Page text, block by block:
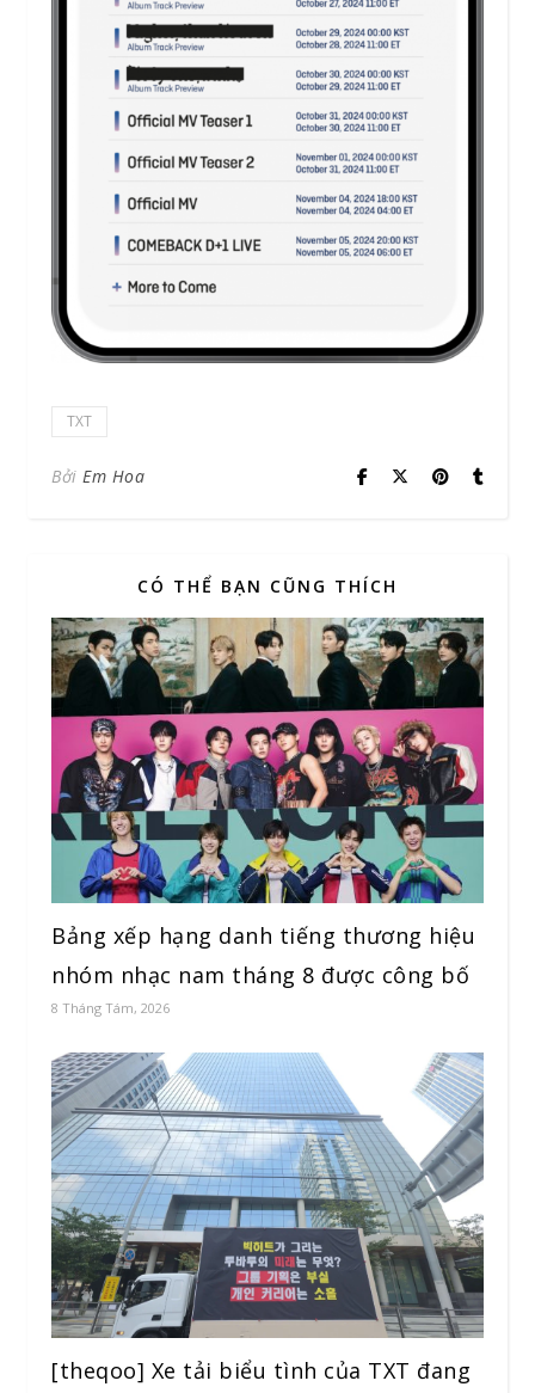
TXT
Bởi Em Hoa
CÓ THỂ BẠN CŨNG THÍCH
Bảng xếp hạng danh tiếng thương hiệu
nhóm nhạc nam tháng 8 được công bố
8 Tháng Tám, 2026
[theqoo] Xe tải biểu tình của TXT đang